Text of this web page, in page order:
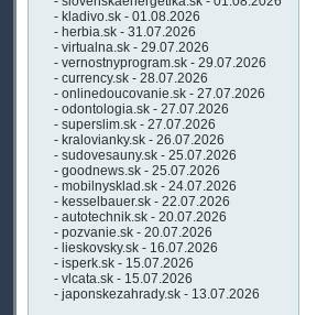
- kladivo.sk - 01.08.2026
- herbia.sk - 31.07.2026
- virtualna.sk - 29.07.2026
- vernostnyprogram.sk - 29.07.2026
- currency.sk - 28.07.2026
- onlinedoucovanie.sk - 27.07.2026
- odontologia.sk - 27.07.2026
- superslim.sk - 27.07.2026
- kralovianky.sk - 26.07.2026
- sudovesauny.sk - 25.07.2026
- goodnews.sk - 25.07.2026
- mobilnysklad.sk - 24.07.2026
- kesselbauer.sk - 22.07.2026
- autotechnik.sk - 20.07.2026
- pozvanie.sk - 20.07.2026
- lieskovsky.sk - 16.07.2026
- isperk.sk - 15.07.2026
- vlcata.sk - 15.07.2026
- japonskezahrady.sk - 13.07.2026